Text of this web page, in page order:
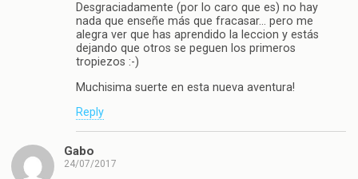
Desgraciadamente (por lo caro que es) no hay
nada que enseñe más que fracasar… pero me
alegra ver que has aprendido la leccion y estás
dejando que otros se peguen los primeros
tropiezos :-)
Muchisima suerte en esta nueva aventura!
Reply
Gabo
24/07/2017